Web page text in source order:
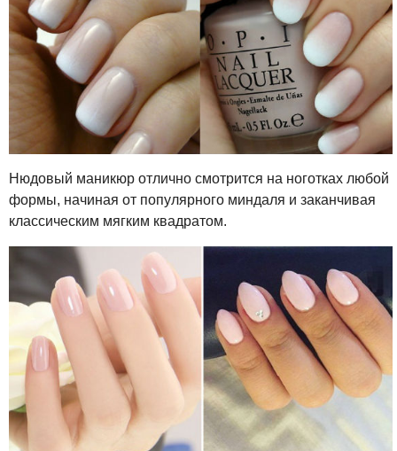
Нюдовый маникюр отлично смотрится на ноготках любой
формы, начиная от популярного миндаля и заканчивая
классическим мягким квадратом.